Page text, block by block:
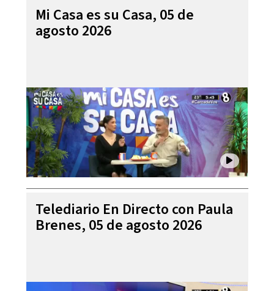
Mi Casa es su Casa, 05 de
agosto 2026
Telediario En Directo con Paula
Brenes, 05 de agosto 2026